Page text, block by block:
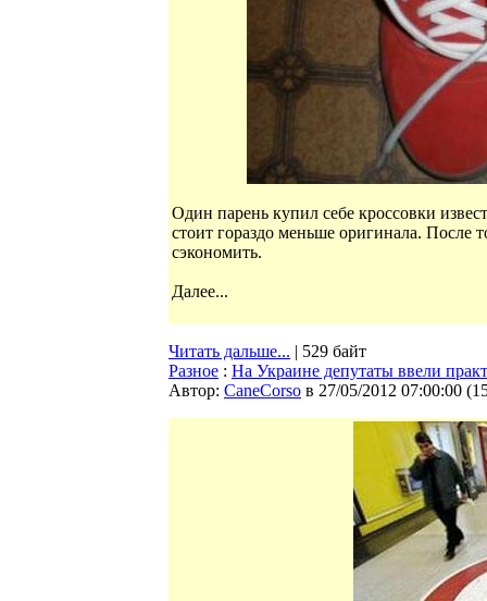
Один парень купил себе кроссовки
стоит гораздо меньше оригинала. После
сэкономить.
Далее...
Читать дальше... | 529 байт
Разное : На Украине депутаты ввели
Автор: CaneCorso в 27/05/2012 07:00:00 (